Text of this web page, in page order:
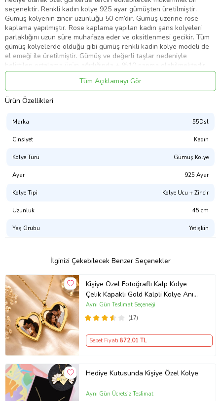
seçenektir. Renkli kadın kolye 925 ayar gümüşten üretilmiştir.
Gümüş kolyenin zincir uzunluğu 50 cm’dir. Gümüş üzerine rose
kaplama yapılmıştır. Rose kaplama yapılan kadın şans kolyeleri
parlaklığını uzun süre muhafaza eder ve oksitlenmesi gecikir. Tüm
gümüş kolyelerde olduğu gibi gümüş renkli kadın kolye modeli de
el emeği ile üretilmiştir. Gümüş ve değerli taşlar nedeniyle
belirtilen ortalama ürün ağırlığında ± %10 sapma olabilmektedir.
Kolye Damla En : 0.30 cm
Kolye Damla Boy : 0.70 cm
Tüm Açıklamayı Gör
Ürün Özellikleri
Marka 55Dsl
Cinsiyet Kadın
Kolye Türü Gümüş Kolye
Ayar 925 Ayar
Kolye Tipi Kolye Ucu + Zincir
Uzunluk 45 cm
Yaş Grubu Yetişkin
İlginizi Çekebilecek Benzer Seçenekler
Kişiye Özel Fotoğraflı Kalp Kolye
Çelik Kapaklı Gold Kalpli Kolye Anı
Kolyesi Kalp Kolye Resimli Kolye –
Açılır Kapaklı Romantik Gold
(17)
Aynı Gün Teslimat Seçeneği
Sepet Fiyatı 872,01 TL
Hediye Kutusunda Kişiye Özel Kolye
Aynı Gün Ücretsiz Teslimat